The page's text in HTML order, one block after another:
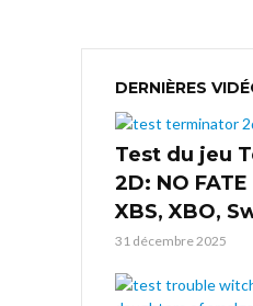
DERNIÈRES
Test du jeu
2D: NO FATE
XBS, XBO,
31 décembre 2025